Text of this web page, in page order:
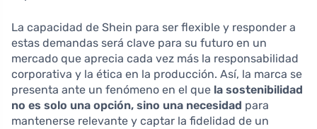
La capacidad de Shein para ser flexible y responder a
estas demandas será clave para su futuro en un
mercado que aprecia cada vez más la responsabilidad
corporativa y la ética en la producción. Así, la marca se
presenta ante un fenómeno en el que la sostenibilidad
no es solo una opción, sino una necesidad para
mantenerse relevante y captar la fidelidad de un